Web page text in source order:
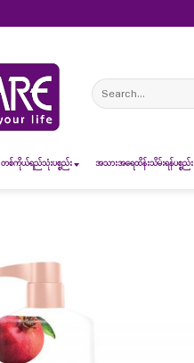
Search
for:
တစ်ကိုယ်ရည်သုံးပစ္စည်း အသားအရေထိန်းသိမ်းရန်ပစ္စည်း